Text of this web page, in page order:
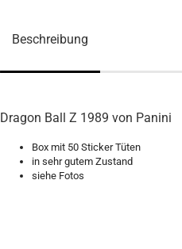
Beschreibung
Dragon Ball Z 1989 von Panini
Box mit 50 Sticker Tüten
in sehr gutem Zustand
siehe Fotos